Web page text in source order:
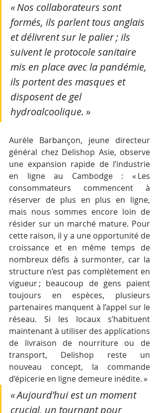
« Nos collaborateurs sont
formés, ils parlent tous anglais
et délivrent sur le palier ; ils
suivent le protocole sanitaire
mis en place avec la pandémie,
ils portent des masques et
disposent de gel
hydroalcoolique. »
Aurèle Barbançon, jeune directeur
général chez Delishop Asie, observe
une expansion rapide de l’industrie
en ligne au Cambodge : « Les
consommateurs commencent à
réserver de plus en plus en ligne,
mais nous sommes encore loin de
résider sur un marché mature. Pour
cette raison, il y a une opportunité de
croissance et en même temps de
nombreux défis à surmonter, car la
structure n’est pas complètement en
vigueur ; beaucoup de gens paient
toujours en espèces, plusieurs
partenaires manquent à l’appel sur le
réseau. Si les locaux s’habituent
maintenant à utiliser des applications
de livraison de nourriture ou de
transport, Delishop reste un
nouveau concept, la commande
d’épicerie en ligne demeure inédite. »
« Aujourd’hui est un moment
crucial, un tournant pour